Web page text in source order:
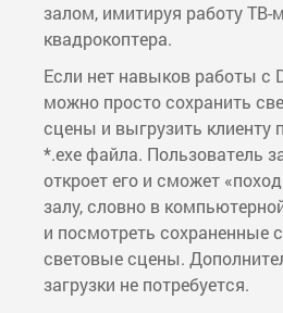
залом, имитируя работу ТВ-
квадрокоптера.
Если нет навыков работы с
можно просто сохранить
сцены и выгрузить клиенту
*.exe файла. Пользователь
откроет его и сможет
залу, словно в
и посмотреть сохраненные
световые сцены.
загрузки не потребуется.